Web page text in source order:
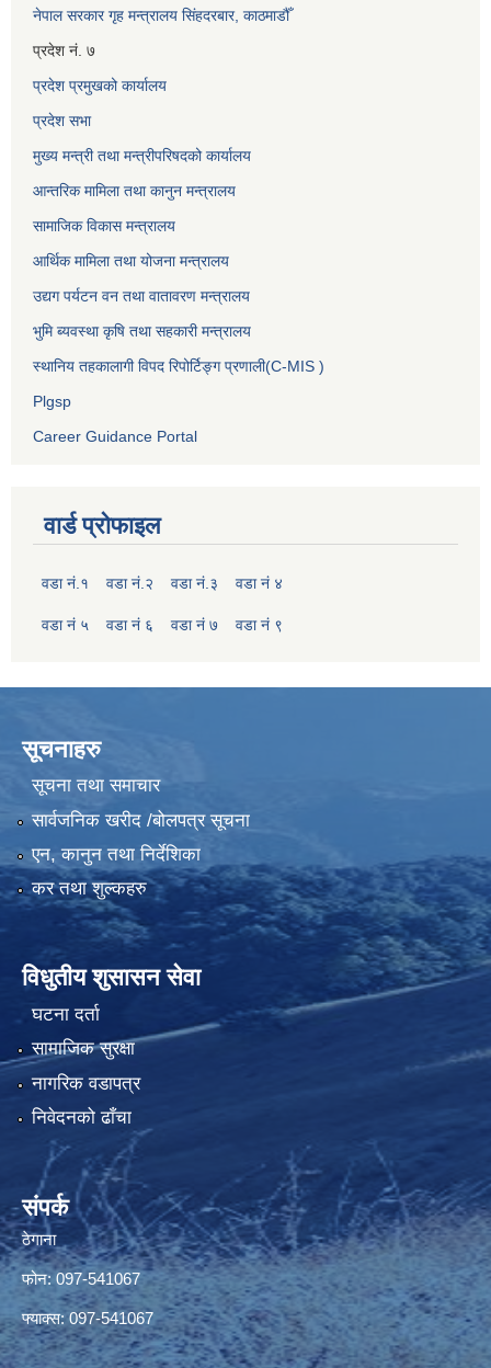
नेपाल सरकार गृह मन्त्रालय सिंहदरबार, काठमाडौँ
प्रदेश नं. ७
प्रदेश प्रमुखको कार्यालय
प्रदेश सभा
मुख्य मन्त्री तथा मन्त्रीपरिषदको कार्यालय
आन्तरिक मामिला तथा कानुन मन्त्रालय
सामाजिक विकास मन्त्रालय
आर्थिक मामिला तथा योजना मन्त्रालय
उद्यग पर्यटन वन तथा वातावरण मन्त्रालय
भुमि ब्यवस्था कृषि तथा सहकारी मन्त्रालय
स्थानिय तहकालागी विपद रिपोर्टिङ्ग प्रणाली(C-MIS )
Plgsp
Career Guidance Portal
वार्ड प्रोफाइल
वडा नं.१ वडा नं.२ वडा नं.३ वडा नं ४
वडा नं ५ वडा नं ६ वडा नं ७ वडा नं ९
सूचनाहरु
सूचना तथा समाचार
सार्वजनिक खरीद /बोलपत्र सूचना
एन, कानुन तथा निर्देशिका
कर तथा शुल्कहरु
विधुतीय शुसासन सेवा
घटना दर्ता
सामाजिक सुरक्षा
नागरिक वडापत्र
निवेदनको ढाँचा
संपर्क
ठेगाना
फोन: 097-541067
फ्याक्स: 097-541067